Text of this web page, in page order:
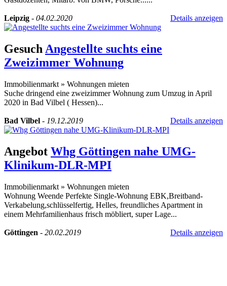
Leipzig - 04.02.2020 Details anzeigen
Gesuch Angestellte suchts eine
Zweizimmer Wohnung
Immobilienmarkt » Wohnungen mieten
Suche dringend eine zweizimmer Wohnung zum Umzug in April
2020 in Bad Vilbel ( Hessen)...
Bad Vilbel - 19.12.2019 Details anzeigen
Angebot Whg Göttingen nahe UMG-
Klinikum-DLR-MPI
Immobilienmarkt » Wohnungen mieten
Wohnung Weende Perfekte Single-Wohnung EBK,Breitband-
Verkabelung,schlüsselfertig, Helles, freundliches Apartment in
einem Mehrfamilienhaus frisch möbliert, super Lage...
Göttingen - 20.02.2019 Details anzeigen